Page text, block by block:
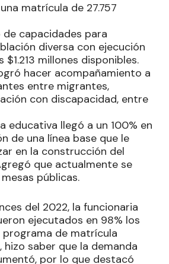
matrícula de 27.757
capacidades para
diversa con ejecución
$1.213 millones disponibles.
hacer acompañamiento a
entre migrantes,
con discapacidad, entre
educativa llegó a un 100% en
de una línea base que le
en la construcción del
que actualmente se
públicas.
del 2022, la funcionaria
ejecutados en 98% los
de matrícula
hizo saber que la demanda
por lo que destacó